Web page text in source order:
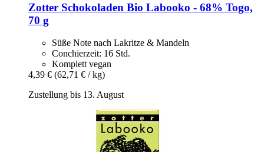
Zotter Schokoladen Bio Labooko -​ 68% Togo,
70 g
Süße Note nach Lakritze & Mandeln
Conchierzeit: 16 Std.
Komplett vegan
4,39 € (62,71 € / kg)
Zustellung bis 13. August